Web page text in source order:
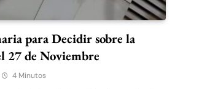
para Decidir sobre la
27 de Noviembre
4 Minutos